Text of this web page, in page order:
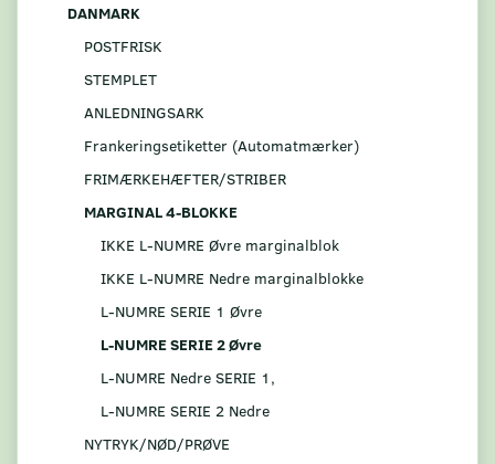
DANMARK
POSTFRISK
STEMPLET
ANLEDNINGSARK
Frankeringsetiketter (Automatmærker)
FRIMÆRKEHÆFTER/STRIBER
MARGINAL 4-BLOKKE
IKKE L-NUMRE Øvre marginalblok
IKKE L-NUMRE Nedre marginalblokke
L-NUMRE SERIE 1 Øvre
L-NUMRE SERIE 2 Øvre
L-NUMRE Nedre SERIE 1,
L-NUMRE SERIE 2 Nedre
NYTRYK/NØD/PRØVE